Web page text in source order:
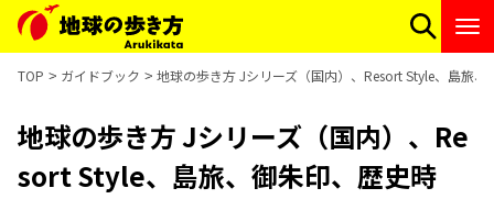
TOP ガイドブック 地球の歩き方 Jシリーズ（国内）、Resort Style、島旅
地球の歩き方 Jシリーズ（国内）、Re
sort Style、島旅、御朱印、歴史時